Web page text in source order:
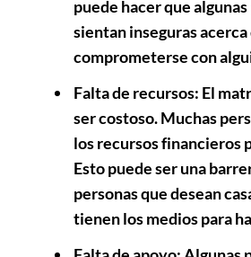
puede hacer que algunas
sientan inseguras acerca
comprometerse con
Falta de recursos: El
ser costoso. Muchas
los recursos financieros
Esto puede ser una
personas que desean
tienen los medios para